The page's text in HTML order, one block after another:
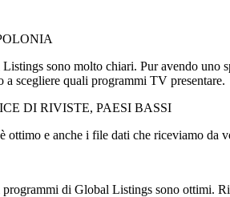
sono molto chiari. Pur avendo
a scegliere quali programmi TV presentare.
DI RIVISTE, PAESI BASSI
e anche i file dati che riceviamo da
di Global Listings sono ottimi.